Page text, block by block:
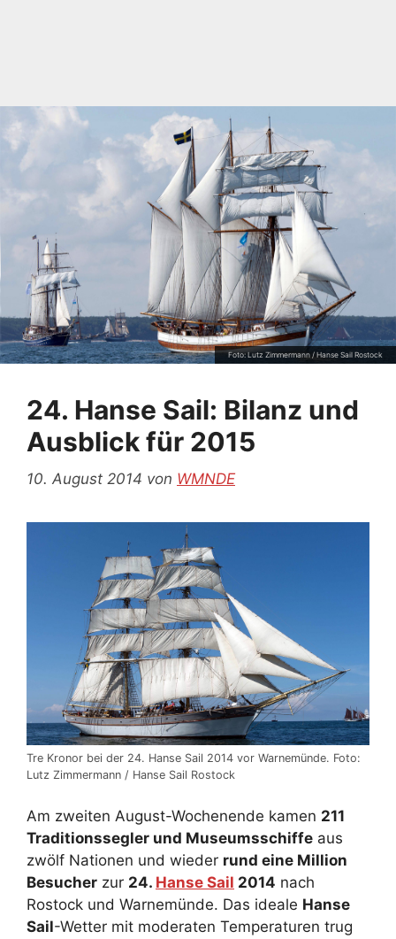
Foto: Lutz Zimmermann / Hanse Sail Rostock
24. Hanse Sail: Bilanz und
Ausblick für 2015
10. August 2014 von WMNDE
Tre Kronor bei der 24. Hanse Sail 2014 vor Warnemünde. Foto:
Lutz Zimmermann / Hanse Sail Rostock
Am zweiten August-Wochenende kamen 211
Traditionssegler und Museumsschiffe aus
zwölf Nationen und wieder rund eine Million
Besucher zur 24. Hanse Sail 2014 nach
Rostock und Warnemünde. Das ideale Hanse
Sail-Wetter mit moderaten Temperaturen trug